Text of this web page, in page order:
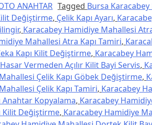
ANAHTAR Tagged Bursa
Değiştirme, Çelik Kapı Ayarı,
, Karacabey Hamidiye Mahallesi
Mahallesi Atra Kapı Tamiri,
Kapı Kilit Değiştirme, Karacabey
Vermeden Açılır Kilit Bayi Servis,
Çelik Kapı Göbek Değiştirme,
Çelik Kapı Tamiri, Karacabey
Anahtar Kopyalama, Karacabey
Kilit Değiştirme, Karacabey Hamidiye